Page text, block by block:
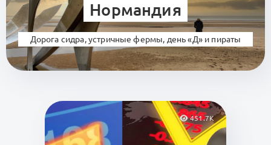
Нормандия
Дорога сидра, устричные фермы, день «Д» и пираты
451.7K